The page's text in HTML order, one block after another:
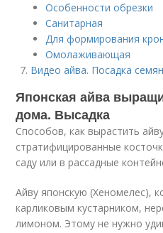
Особенности обрезки
Санитарная
Для формирования
Омолаживающая
Видео айва. Посадка
Японская айва
дома. Высадка
Способов, как вырастить
стратифицированные
саду или в рассадные
Айву японскую (Хеномелес),
карликовым кустарником,
лимоном. Этому не нужно